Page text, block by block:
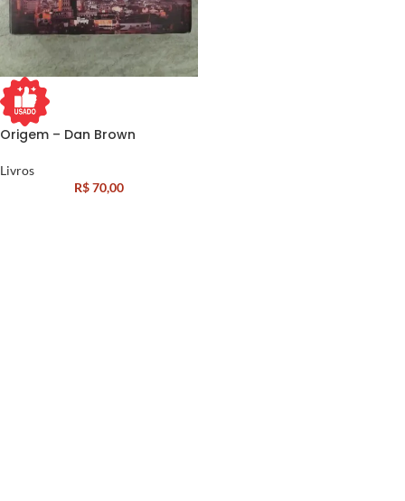
Origem – Dan Brown
Livros
R$70,00